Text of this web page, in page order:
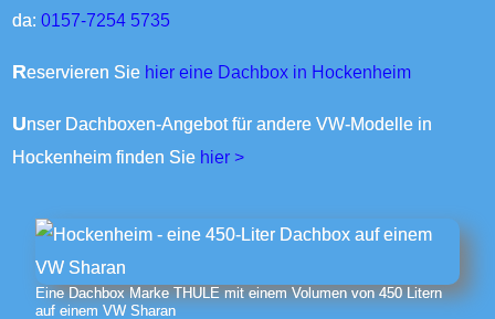
da:0157-7254 5735
Reservieren Sie hier eine Dachbox in Hockenheim
Unser Dachboxen-Angebot für andere VW-Modelle in
Hockenheim finden Sie hier >
Eine Dachbox Marke THULE mit einem Volumen von 450 Litern
auf einem VW Sharan